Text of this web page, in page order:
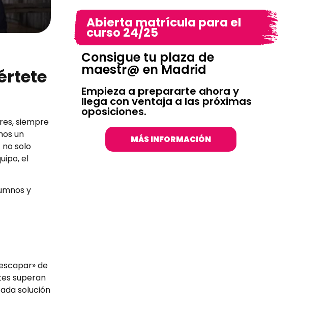
siempre
un
solo
el
y
de
superan
solución
Abierta matrícula para el
curso 24/25
Consigue tu plaza de
maestr@ en Madrid
Empieza a prepararte ahora y
llega con ventaja a las próximas
oposiciones.
MÁS INFORMACIÓN